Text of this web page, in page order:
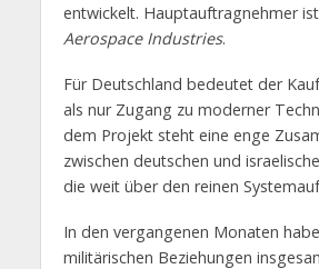
entwickelt. Hauptauftragnehmer ist
Aerospace Industries.
Für Deutschland bedeutet der
als nur Zugang zu moderner
dem Projekt steht eine enge
zwischen deutschen und
die weit über den reinen
In den vergangenen Monaten
militärischen Beziehungen